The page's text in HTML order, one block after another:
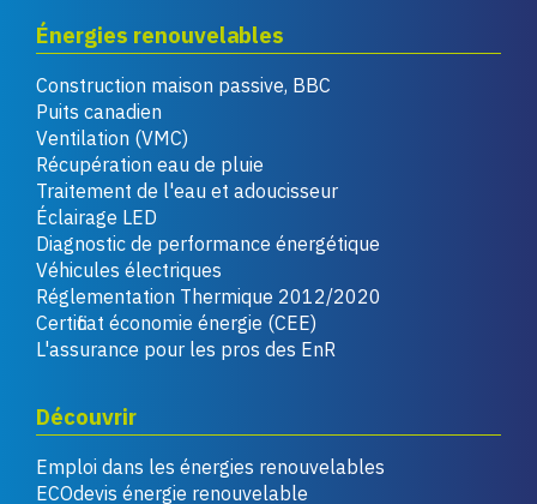
Énergies renouvelables
Construction maison passive, BBC
Puits canadien
Ventilation (VMC)
Récupération eau de pluie
Traitement de l'eau et adoucisseur
Éclairage LED
Diagnostic de performance énergétique
Véhicules électriques
Réglementation Thermique 2012/2020
Certificat économie énergie (CEE)
L'assurance pour les pros des EnR
Découvrir
Emploi dans les énergies renouvelables
ECOdevis énergie renouvelable